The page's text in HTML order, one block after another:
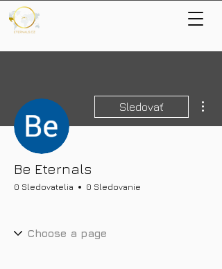
Sledovať
Be Eternals
0 Sledovatelia 0 Sledovanie